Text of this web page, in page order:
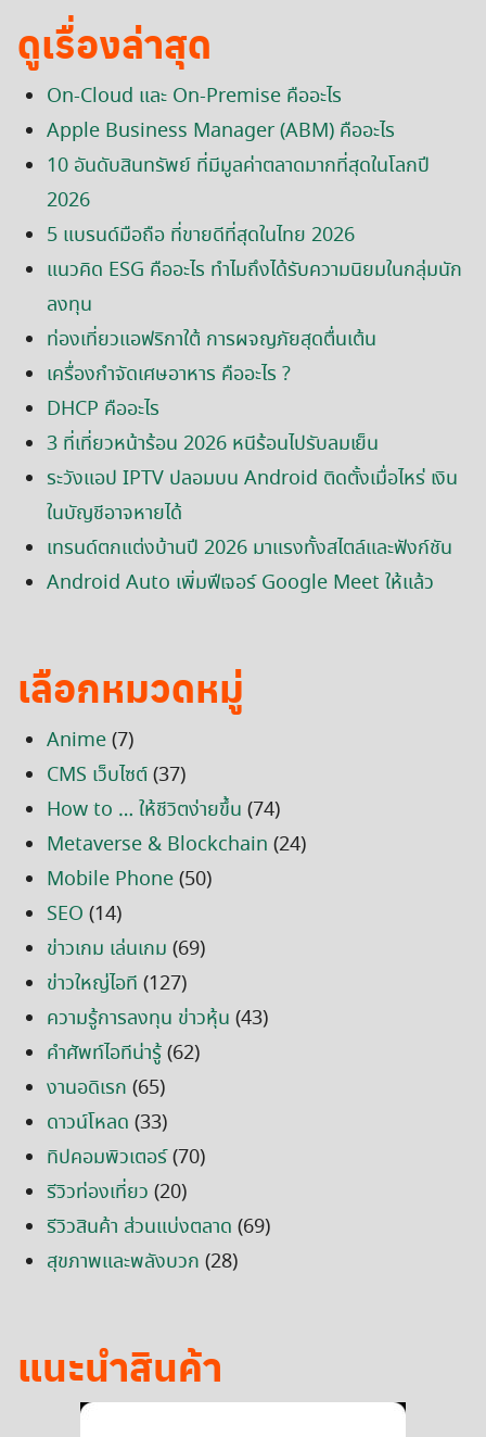
ดูเรื่องล่าสุด
On-Cloud และ On-Premise คืออะไร
Apple Business Manager (ABM) คืออะไร
10 อันดับสินทรัพย์ ที่มีมูลค่าตลาดมากที่สุดในโลกปี
2026
5 แบรนด์มือถือ ที่ขายดีที่สุดในไทย 2026
แนวคิด ESG คืออะไร ทำไมถึงได้รับความนิยมในกลุ่มนัก
ลงทุน
ท่องเที่ยวแอฟริกาใต้ การผจญภัยสุดตื่นเต้น
เครื่องกำจัดเศษอาหาร คืออะไร ?
DHCP คืออะไร
3 ที่เที่ยวหน้าร้อน 2026 หนีร้อนไปรับลมเย็น
ระวังแอป IPTV ปลอมบน Android ติดตั้งเมื่อไหร่ เงิน
ในบัญชีอาจหายได้
เทรนด์ตกแต่งบ้านปี 2026 มาแรงทั้งสไตล์และฟังก์ชัน
Android Auto เพิ่มฟีเจอร์ Google Meet ให้แล้ว
เลือกหมวดหมู่
Anime(7)
CMS เว็บไซต์(37)
How to … ให้ชีวิตง่ายขึ้น (74)
Metaverse & Blockchain (24)
Mobile Phone(50)
SEO (14)
ข่าวเกม เล่นเกม (69)
ข่าวใหญ่ไอที (127)
ความรู้การลงทุน ข่าวหุ้น (43)
คำศัพท์ไอทีน่ารู้(62)
งานอดิเรก (65)
ดาวน์โหลด (33)
ทิปคอมพิวเตอร์(70)
รีวิวท่องเที่ยว (20)
รีวิวสินค้า ส่วนแบ่งตลาด (69)
สุขภาพและพลังบวก (28)
แนะนำสินค้า